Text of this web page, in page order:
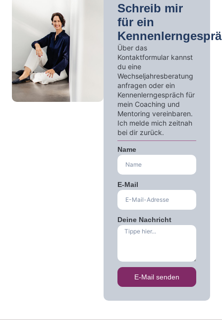
(0221)
42
33
24
04
Adresse
mail@lisa-
pertagnol.de
Schreib mir
für ein
Über das
Kontaktformular kannst
du eine
Wechseljahresberatung
anfragen oder ein
Kennenlerngespräch für
mein Coaching und
Mentoring vereinbaren.
Ich melde mich zeitnah
bei dir zurück.
Name
E-Mail
Deine Nachricht
E-Mail senden